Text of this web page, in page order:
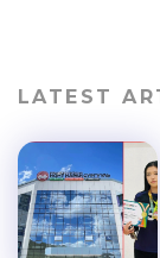
LATEST